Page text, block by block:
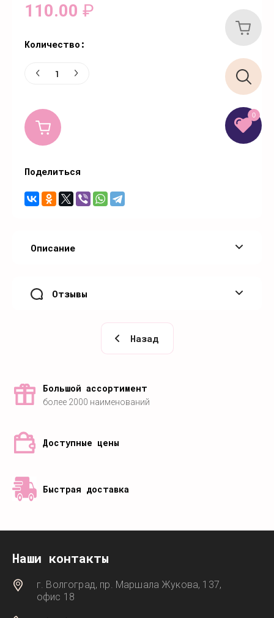
0
110.00 ₽
Количество:
Поделиться
Описание
Отзывы
Назад
Большой ассортимент
более 2000 наименований
Доступные цены
Быстрая доставка
Наши контакты
г. Волгоград, пр. Маршала Жукова, 137,
офис 18